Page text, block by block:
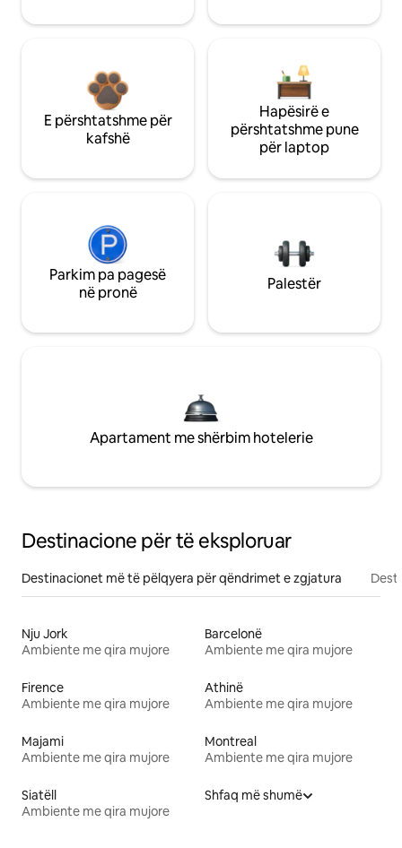
E përshtatshme për
kafshë
Hapësirë e
përshtatshme pune
për laptop
Parkim pa pagesë
në pronë
Palestër
Apartament me shërbim hotelerie
Destinacione për të eksploruar
Destinacionet më të pëlqyera për qëndrimet e zgjatura
Nju Jork
Ambiente me qira mujore
Barcelonë
Ambiente me qira mujore
Firence
Ambiente me qira mujore
Athinë
Ambiente me qira mujore
Majami
Ambiente me qira mujore
Montreal
Ambiente me qira mujore
Siatëll
Ambiente me qira mujore
Shfaq më shumë